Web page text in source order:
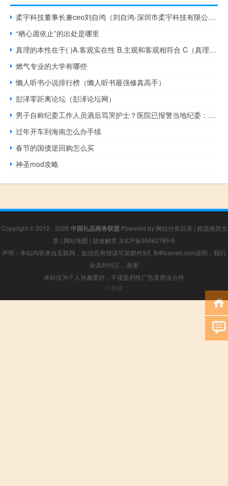
柔宇科技董事长兼ceo刘自鸿（刘自鸿-深圳市柔宇科技有限公司董事长兼CEO介绍）
“栖心愿依止”的出处是哪里
真理的本性在于( )A.客观实在性 B.主观和客观相符合 C（真理的本性）
燃气专业的大学有哪些
懒人听书小说排行榜（懒人听书最强修真高手）
彭泽零距离论坛（彭泽论坛网）
男子自称纪委工作人员酒后骂哭护士？医院已报警当地纪委：正了解情况 到底什么情况呢
过年开车到海南怎么办手续
春节的国债逆回购怎么买
神圣mod攻略
Copyright © 2012 - 2026 中国礼品商务联盟 Powered by 网站分类目录 | 精选推荐文
章 | 网站地图 | 疑难解答 京ICP备05062785号
声明：本站内容来自互联网，如信息有错误可发邮件到f_fb#foxmail.com说明，我们
会及时纠正，谢谢
本站仅为个人兴趣爱好，不接盈利性广告及商业合作
小男孩